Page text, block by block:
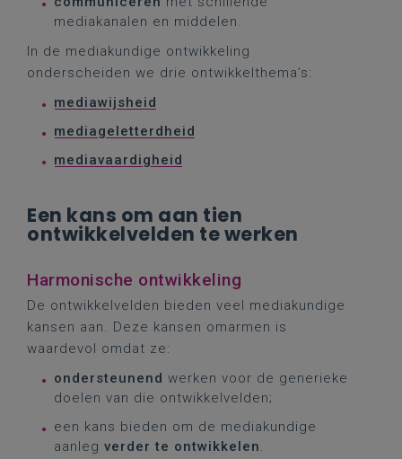
mediakanalen en middelen.
In de mediakundige ontwikkeling
onderscheiden we drie ontwikkelthema’s:
mediawijsheid
mediageletterdheid
mediavaardigheid
Een kans om aan tien
ontwikkelvelden te werken
Harmonische ontwikkeling
De ontwikkelvelden bieden veel mediakundige
kansen aan. Deze kansen omarmen is
waardevol omdat ze:
ondersteunend werken voor de generieke
doelen van die ontwikkelvelden;
een kans bieden om de mediakundige
aanleg verder te ontwikkelen.